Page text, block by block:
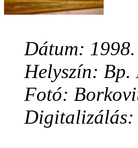
Dátum:
Helyszín: Bp.
Fotó:
Digitalizálás: